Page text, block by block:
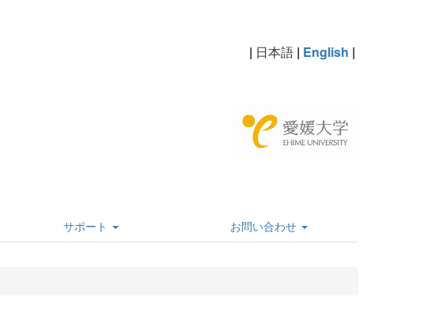
| 日本語 | English |
サポート お問い合わせ